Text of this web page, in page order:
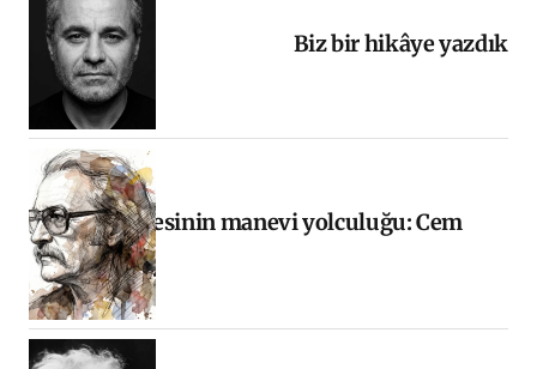
Biz bir hikâye yazdık
Halkın sesinin manevi yolculuğu: Cem
Karaca